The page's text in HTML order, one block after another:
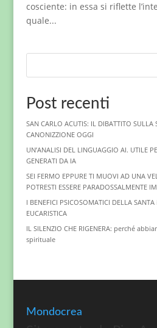
cosciente: in essa si riflette
quale...
Post recenti
SAN CARLO ACUTIS: IL DIBATTITO SULLA
CANONIZZIONE OGGI
UN’ANALISI DEL LINGUAGGIO AI. UTILE
GENERATI DA IA
SEI FERMO EPPURE TI MUOVI AD UNA
POTRESTI ESSERE PARADOSSALMENTE
I BENEFICI PSICOSOMATICI DELLA SANTA
EUCARISTICA
IL SILENZIO CHE RIGENERA: perché
spirituale
Mondocrea